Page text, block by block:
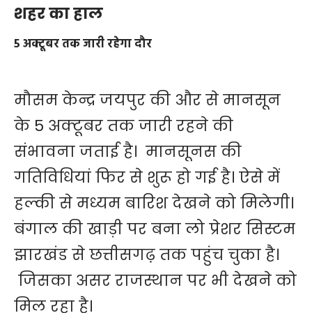
शहर का हाल
5 अक्टूबर तक जारी रहेगा दौर
मौसम केन्द्र जयपुर की और से मानसून
के 5 अक्टूबर तक जारी रहने की
संभावना जताई है। मानसूनस की
गतिविधियां फिर से शुरू हो गई है। ऐसे में
हल्की से मध्यम बारिश देखने को मिलेगी।
बंगाल की खाड़ी पर बना लो प्रेशर सिस्टम
झारखंड से छत्तीसगढ़ तक पहुंच चुका है।
जिसका असर राजस्थान पर भी देखने को
मिल रहा है।